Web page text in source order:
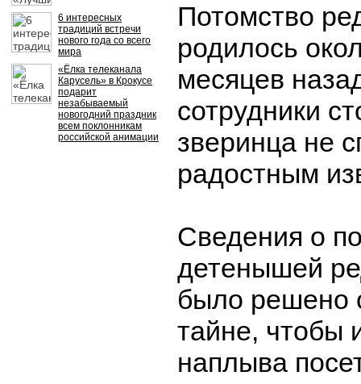
6 интересных
традиций встречи
нового года со всего
мира
«Ёлка телеканала
Карусель» в Крокусе
подарит
незабываемый
новогодний праздник
всем поклонникам
российской анимации
Потомство
родилось
месяцев
сотрудники
зверинца не
радостным
Сведения о
детенышей
было решено
тайне, чтобы
наплыва